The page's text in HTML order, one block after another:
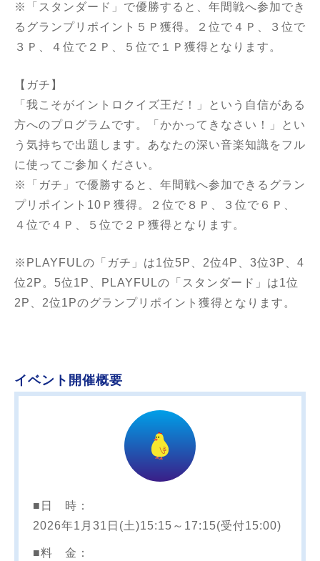
※「スタンダード」で優勝すると、年間戦へ参加でき
るグランプリポイント５Ｐ獲得。２位で４Ｐ、３位で
３Ｐ、４位で２Ｐ、５位で１Ｐ獲得となります。
【ガチ】
「我こそがイントロクイズ王だ！」という自信がある
方へのプログラムです。「かかってきなさい！」とい
う気持ちで出題します。あなたの深い音楽知識をフル
に使ってご参加ください。
※「ガチ」で優勝すると、年間戦へ参加できるグラン
プリポイント10Ｐ獲得。２位で８Ｐ、３位で６Ｐ、
４位で４Ｐ、５位で２Ｐ獲得となります。
※PLAYFULの「ガチ」は1位5P、2位4P、3位3P、4
位2P。5位1P、PLAYFULの「スタンダード」は1位
2P、2位1Pのグランプリポイント獲得となります。
イベント開催概要
■日 時：
2026年1月31日(土)15:15～17:15(受付15:00)
■料 金：